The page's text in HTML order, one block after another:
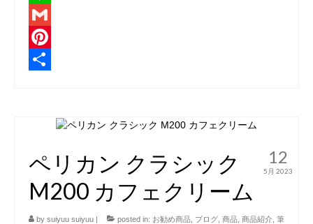
Line
Gmail
Pinterest
12
5月 2023
ペリカン クラシック
M200 カフェクリーム
by suiyuu suiyuu | posted in: お勧め商品 ブログ 商品 商品紹介 筆